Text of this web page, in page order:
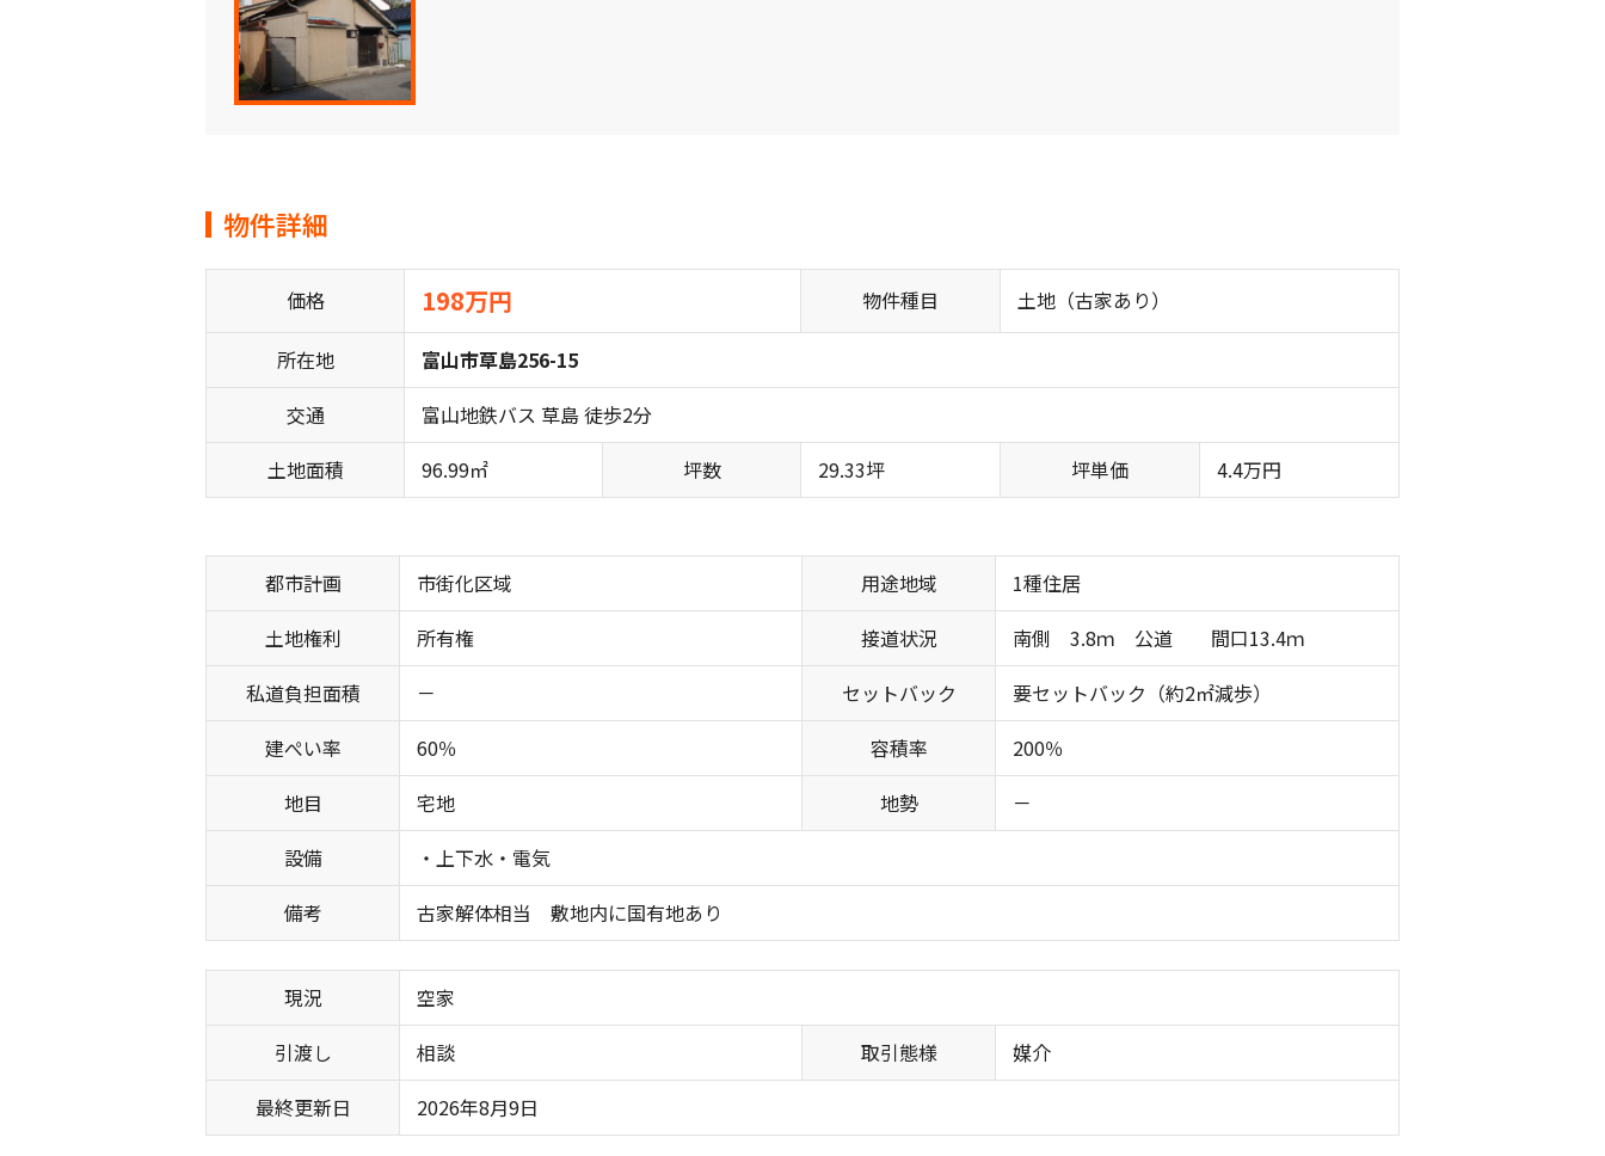
物件詳細
価格 198万円 物件種目 土地（古家あり）
所在地
富山市草島256-15
交通
富山地鉄バス 草島 徒歩2分
土地面積
96.99㎡ 坪数 29.33坪 坪単価 4.4万円
都市計画 市街化区域 用途地域
1種住居
土地権利
所有権 接道状況
南側 3.8ｍ 公道 間口13.4ｍ
私道負担面積
－ セットバック
要セットバック（約2㎡減歩）
建ぺい率
60％ 容積率
200％
地目
宅地 地勢
－
設備
・上下水・電気
備考
古家解体相当 敷地内に国有地あり
現況
空家
引渡し
相談 取引態様
媒介
最終更新日
2026年8月9日